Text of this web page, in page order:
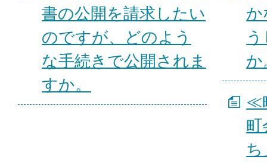
書の公開を請求したい
のですが、どのよう
な手続きで公開されま
すか。
か
か
≪
町
ち